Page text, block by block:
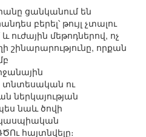
ցանկանում են
բերել՝ թույլ չտալու
ուժային մեթոդներով, ոչ
շինարարությունը, որքան
ու
ներկայության
նաև ծովի
հայտնվելը։